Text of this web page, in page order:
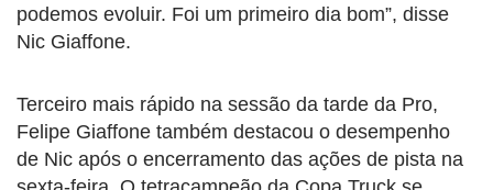
podemos evoluir. Foi um primeiro dia bom”, disse
Nic Giaffone.
Terceiro mais rápido na sessão da tarde da Pro,
Felipe Giaffone também destacou o desempenho
de Nic após o encerramento das ações de pista na